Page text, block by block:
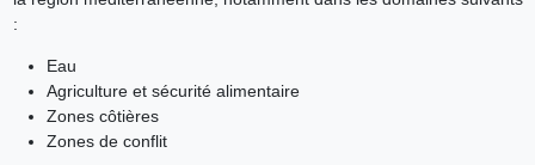
:
Eau
Agriculture et sécurité alimentaire
Zones côtières
Zones de conflit